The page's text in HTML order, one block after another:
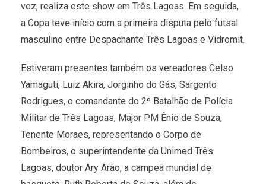
vez, realiza este show em Três Lagoas. Em seguida,
a Copa teve início com a primeira disputa pelo futsal
masculino entre Despachante Três Lagoas e Vidromit.
Estiveram presentes também os vereadores Celso
Yamaguti, Luiz Akira, Jorginho do Gás, Sargento
Rodrigues, o comandante do 2º Batalhão de Polícia
Militar de Três Lagoas, Major PM Ênio de Souza,
Tenente Moraes, representando o Corpo de
Bombeiros, o superintendente da Unimed Três
Lagoas, doutor Ary Arão, a campeã mundial de